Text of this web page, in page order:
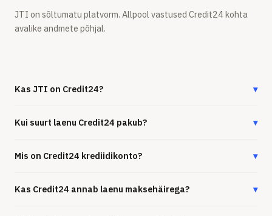
JTI on sõltumatu platvorm. Allpool vastused Credit24 kohta
avalike andmete põhjal.
Kas JTI on Credit24? ▾
Kui suurt laenu Credit24 pakub? ▾
Mis on Credit24 krediidikonto? ▾
Kas Credit24 annab laenu maksehäirega? ▾